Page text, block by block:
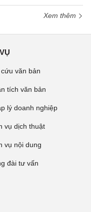
Xem thêm
văn bản
tích văn bản
lý doanh nghiệp
vụ dịch thuật
vụ nội dung
đài tư vấn